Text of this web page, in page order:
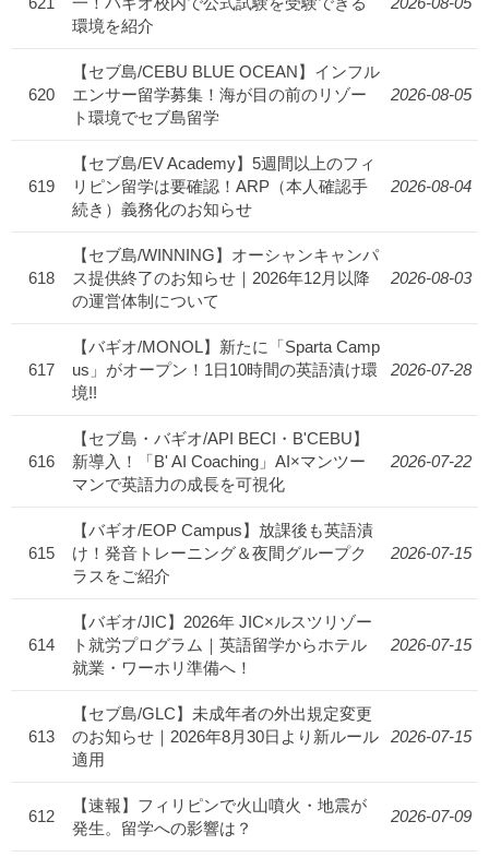
環境を紹介
620
【セブ島/CEBU BLUE OCEAN】インフル
エンサー留学募集！海が目の前のリゾー
ト環境でセブ島留学
2026-08-05
619
【セブ島/EV Academy】5週間以上のフィ
リピン留学は要確認！ARP（本人確認手
続き）義務化のお知らせ
2026-08-04
618
【セブ島/WINNING】オーシャンキャンパ
ス提供終了のお知らせ｜2026年12月以降
の運営体制について
2026-08-03
617
【バギオ/MONOL】新たに「Sparta Camp
us」がオープン！1日10時間の英語漬け環
境!!
2026-07-28
616
【セブ島・バギオ/API BECI・B'CEBU】
新導入！「B' AI Coaching」AI×マンツー
マンで英語力の成長を可視化
2026-07-22
615
【バギオ/EOP Campus】放課後も英語漬
け！発音トレーニング＆夜間グループク
ラスをご紹介
2026-07-15
614
【バギオ/JIC】2026年 JIC×ルスツリゾー
ト就労プログラム｜英語留学からホテル
就業・ワーホリ準備へ！
2026-07-15
613
【セブ島/GLC】未成年者の外出規定変更
のお知らせ｜2026年8月30日より新ルール
適用
2026-07-15
612
【速報】フィリピンで火山噴火・地震が
発生。留学への影響は？
2026-07-09